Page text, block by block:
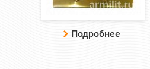
Подробнее